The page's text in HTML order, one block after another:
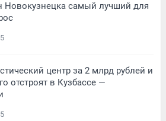
Новокузнецка самый лучший для
5
центр за 2 млрд рублей и
отстроят в Кузбассе —
5